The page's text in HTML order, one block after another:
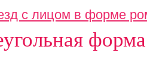
с лицом в форме